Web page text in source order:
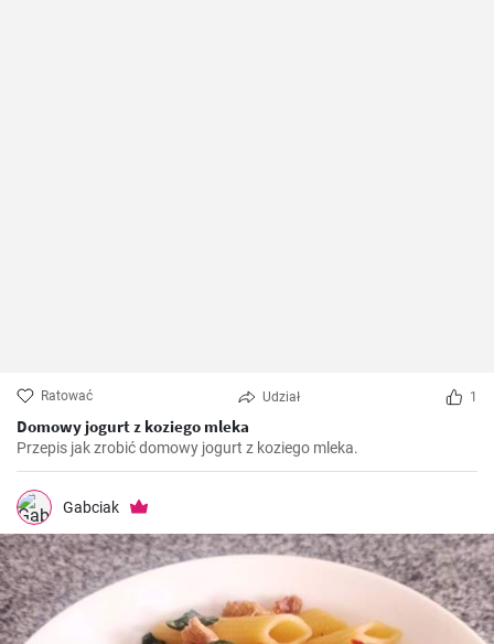
Ratować Udział 1
Domowy jogurt z koziego mleka
Przepis jak zrobić domowy jogurt z koziego mleka.
Gabciak